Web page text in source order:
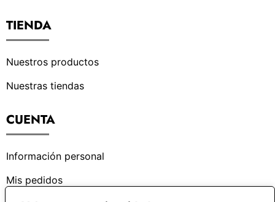
TIENDA
Nuestros productos
Nuestras tiendas
CUENTA
Información personal
Mis pedidos